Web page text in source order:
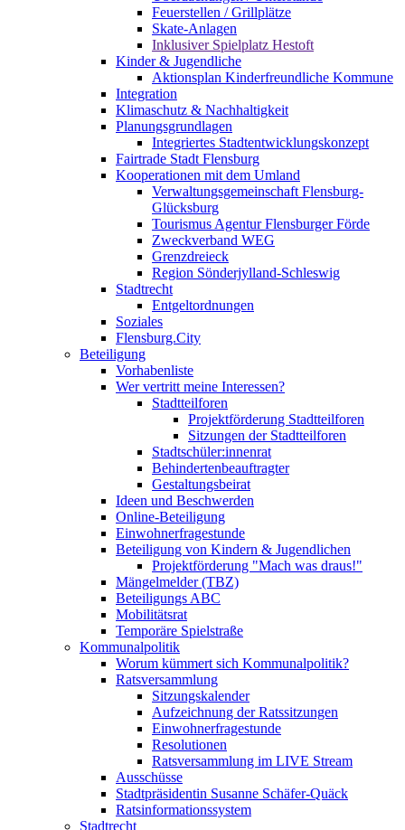
Feuerstellen / Grillplätze
Skate-Anlagen
Inklusiver Spielplatz Hestoft
Kinder & Jugendliche
Aktionsplan Kinderfreundliche Kommune
Integration
Klimaschutz & Nachhaltigkeit
Planungsgrundlagen
Integriertes Stadtentwicklungskonzept
Fairtrade Stadt Flensburg
Kooperationen mit dem Umland
Verwaltungsgemeinschaft Flensburg-
Glücksburg
Tourismus Agentur Flensburger Förde
Zweckverband WEG
Grenzdreieck
Region Sönderjylland-Schleswig
Stadtrecht
Entgeltordnungen
Soziales
Flensburg.City
Beteiligung
Vorhabenliste
Wer vertritt meine Interessen?
Stadtteilforen
Projektförderung Stadtteilforen
Sitzungen der Stadtteilforen
Stadtschüler:innenrat
Behindertenbeauftragter
Gestaltungsbeirat
Ideen und Beschwerden
Online-Beteiligung
Einwohnerfragestunde
Beteiligung von Kindern & Jugendlichen
Projektförderung "Mach was draus!"
Mängelmelder (TBZ)
Beteiligungs ABC
Mobilitätsrat
Temporäre Spielstraße
Kommunalpolitik
Worum kümmert sich Kommunalpolitik?
Ratsversammlung
Sitzungskalender
Aufzeichnung der Ratssitzungen
Einwohnerfragestunde
Resolutionen
Ratsversammlung im LIVE Stream
Ausschüsse
Stadtpräsidentin Susanne Schäfer-Quäck
Ratsinformationssystem
Stadtrecht